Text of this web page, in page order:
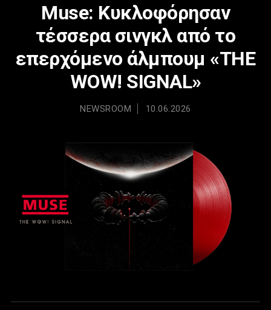
Muse: Κυκλοφόρησαν
τέσσερα σινγκλ από το
επερχόμενο άλμπουμ «THE
WOW! SIGNAL»
NEWSROOM 10.06.2026